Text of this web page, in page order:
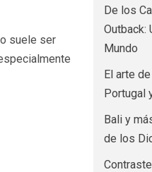
suele ser
De los
Outback:
Mundo
El arte
Portugal
Bali y
de los